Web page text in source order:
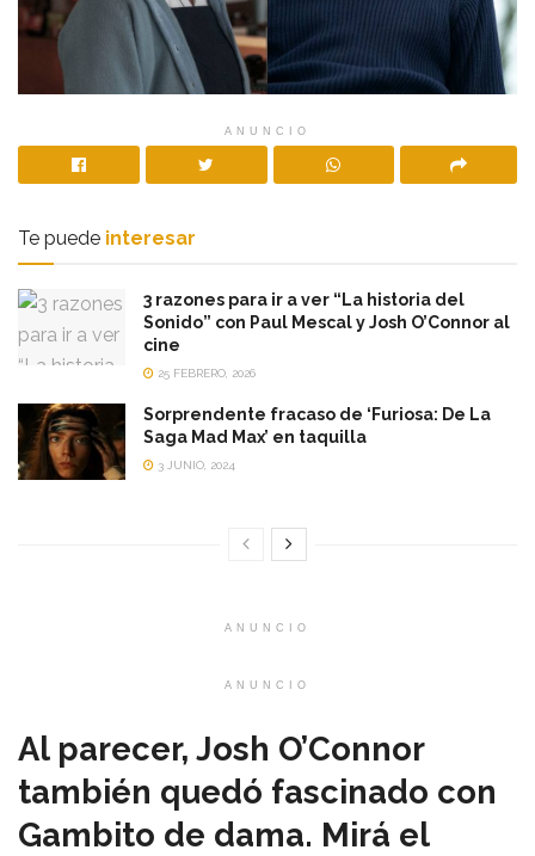
ANUNCIO
Te puede interesar
3 razones para ir a ver “La historia del
Sonido” con Paul Mescal y Josh O’Connor al
cine
25 FEBRERO, 2026
Sorprendente fracaso de ‘Furiosa: De La
Saga Mad Max’ en taquilla
3 JUNIO, 2024
ANUNCIO
ANUNCIO
Al parecer, Josh O’Connor
también quedó fascinado con
Gambito de dama. Mirá el